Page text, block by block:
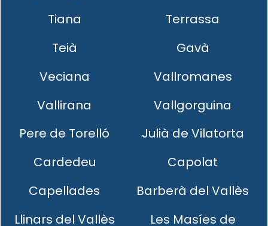
Tiana
Terrassa
Teià
Gavà
Veciana
Vallromanes
Vallirana
Vallgorguina
Pere de Torelló
Julià de Vilatorta
Cardedeu
Capolat
Capellades
Barberà del Vallès
Llinars del Vallès
Les Masíes de